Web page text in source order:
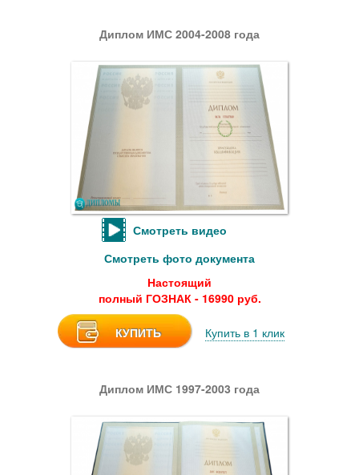
Диплом ИМС 2004-2008 года
Смотреть видео
Смотреть фото документа
Настоящий
полный ГОЗНАК - 16990 руб.
КУПИТЬ Купить в 1 клик
Диплом ИМС 1997-2003 года